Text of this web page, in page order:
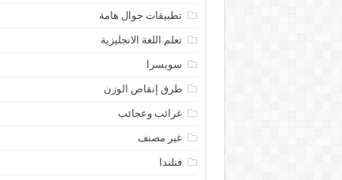
تطبيقات جوال هامة
تعلم اللغة الانجليزية
سويسرا
طرق إنقاص الوزن
غرائب وعجائب
غير مصنف
فنلندا